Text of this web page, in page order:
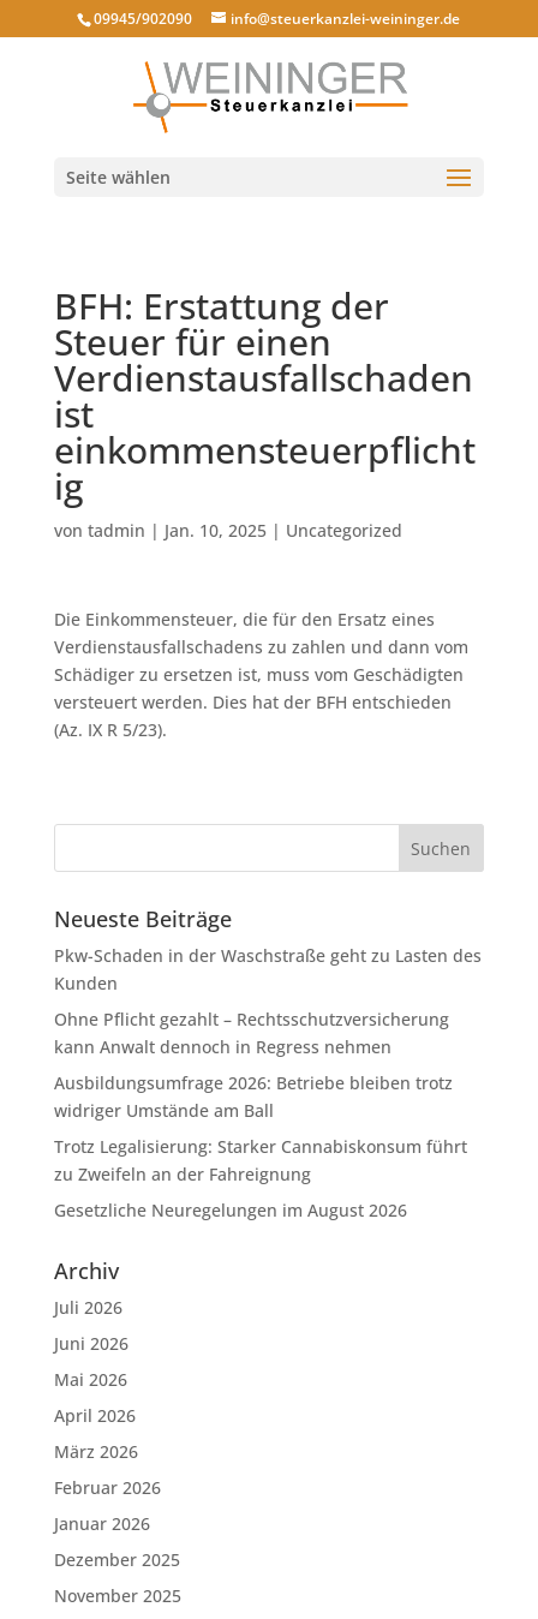
09945/902090 info@steuerkanzlei-weininger.de
Seite wählen
BFH: Erstattung der
Steuer für einen
Verdienstausfallschaden
ist
einkommensteuerpflicht
ig
von tadmin | Jan. 10, 2025| Uncategorized
Die Einkommensteuer, die für den Ersatz eines
Verdienstausfallschadens zu zahlen und dann vom
Schädiger zu ersetzen ist, muss vom Geschädigten
versteuert werden. Dies hat der BFH entschieden
(Az. IX R 5/23).
Neueste Beiträge
Pkw-Schaden in der Waschstraße geht zu Lasten des
Kunden
Ohne Pflicht gezahlt – Rechtsschutzversicherung
kann Anwalt dennoch in Regress nehmen
Ausbildungsumfrage 2026: Betriebe bleiben trotz
widriger Umstände am Ball
Trotz Legalisierung: Starker Cannabiskonsum führt
zu Zweifeln an der Fahreignung
Gesetzliche Neuregelungen im August 2026
Archiv
Juli 2026
Juni 2026
Mai 2026
April 2026
März 2026
Februar 2026
Januar 2026
Dezember 2025
November 2025